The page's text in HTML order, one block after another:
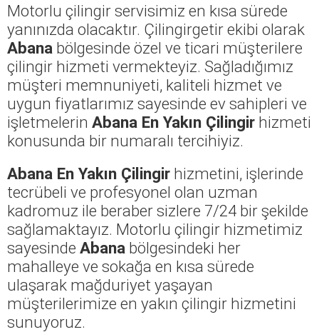
Motorlu çilingir servisimiz en kısa sürede
yanınızda olacaktır. Çilingirgetir ekibi olarak
Abana bölgesinde özel ve ticari müşterilere
çilingir hizmeti vermekteyiz. Sağladığımız
müşteri memnuniyeti, kaliteli hizmet ve
uygun fiyatlarımız sayesinde ev sahipleri ve
işletmelerin Abana En Yakın Çilingir hizmeti
konusunda bir numaralı tercihiyiz.
Abana En Yakın Çilingir hizmetini, işlerinde
tecrübeli ve profesyonel olan uzman
kadromuz ile beraber sizlere 7/24 bir şekilde
sağlamaktayız. Motorlu çilingir hizmetimiz
sayesinde Abana bölgesindeki her
mahalleye ve sokağa en kısa sürede
ulaşarak mağduriyet yaşayan
müşterilerimize en yakın çilingir hizmetini
sunuyoruz.